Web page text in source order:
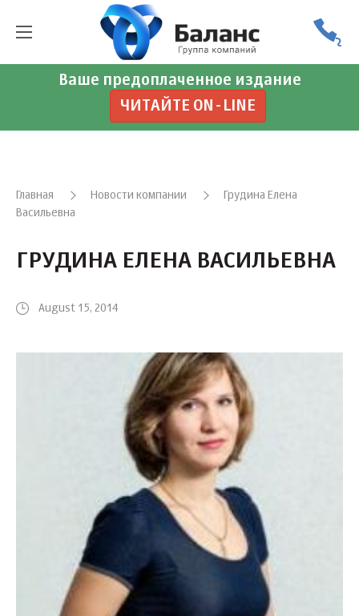
Ваше предоплаченное издание
ЧИТАЙТЕ ON-LINE
Главная Новости компании
Грудина Елена
Васильевна
ГРУДИНА ЕЛЕНА ВАСИЛЬЕВНА
August 15, 2014